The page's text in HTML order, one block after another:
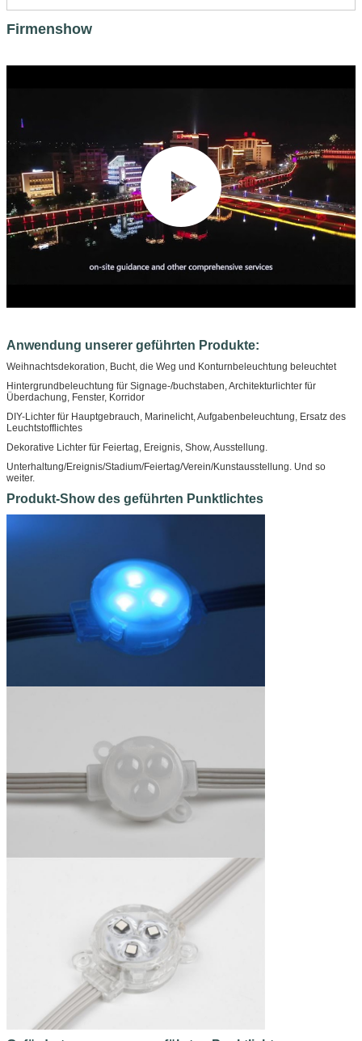
Firmenshow
Anwendung unserer geführten Produkte:
Weihnachtsdekoration, Bucht, die Weg und Konturnbeleuchtung beleuchtet
Hintergrundbeleuchtung für Signage-/buchstaben, Architekturlichter für
Überdachung, Fenster, Korridor
DIY-Lichter für Hauptgebrauch, Marinelicht, Aufgabenbeleuchtung, Ersatz des
Leuchtstofflichtes
Dekorative Lichter für Feiertag, Ereignis, Show, Ausstellung.
Unterhaltung/Ereignis/Stadium/Feiertag/Verein/Kunstausstellung. Und so
weiter.
Produkt-Show des geführten Punktlichtes